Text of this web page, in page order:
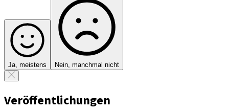
Ja, meistens Nein, manchmal nicht
Veröffentlichungen